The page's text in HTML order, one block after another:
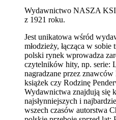
Wydawnictwo NASZA
z 1921 roku.
Jest unikatowa wśród
młodzieży, łącząca w
polski rynek wprowadza
czytelników hity, np. serie:
nagradzane przez
książek czy Rodzinę
Wydawnictwa znajdują się
najsłynniejszych i
wszech czasów autorstwa